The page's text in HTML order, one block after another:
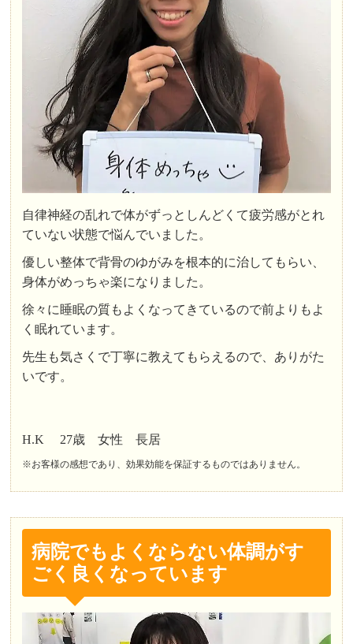
自律神経の乱れで体がずっとしんどくて疲労感がとれ
ていない状態で悩んでいました。
優しい整体で背骨のゆがみを根本的に治してもらい、
身体がめっちゃ楽になりました。
徐々に睡眠の質もよくなってきているので前よりもよ
く眠れています。
先生も気さくで丁寧に教えてもらえるので、ありがた
いです。
H.K 27歳 女性 長居
※お客様の感想であり、効果効能を保証するものではありません。
病院でもよくならない体調がす
ごく良くなっています